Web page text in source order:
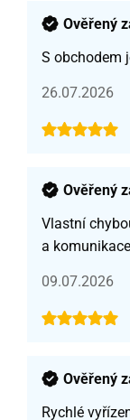
Ověřený
S obchodem
26.07.2026
Ověřený
Vlastní
a
09.07.2026
Ověřený
Rychlé